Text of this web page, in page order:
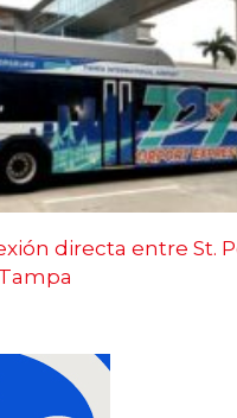
directa entre St.